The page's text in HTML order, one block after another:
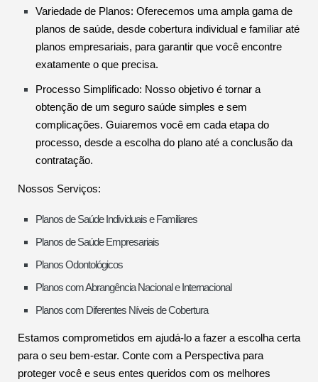
Variedade de Planos: Oferecemos uma ampla gama de
planos de saúde, desde cobertura individual e familiar até
planos empresariais, para garantir que você encontre
exatamente o que precisa.
Processo Simplificado: Nosso objetivo é tornar a
obtenção de um seguro saúde simples e sem
complicações. Guiaremos você em cada etapa do
processo, desde a escolha do plano até a conclusão da
contratação.
Nossos Serviços:
Planos de Saúde Individuais e Familiares
Planos de Saúde Empresariais
Planos Odontológicos
Planos com Abrangência Nacional e Internacional
Planos com Diferentes Níveis de Cobertura
Estamos comprometidos em ajudá-lo a fazer a escolha certa
para o seu bem-estar. Conte com a Perspectiva para
proteger você e seus entes queridos com os melhores